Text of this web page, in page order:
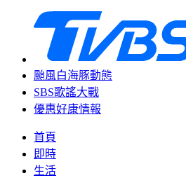
颱風白海豚動態
SBS歌謠大戰
優惠好康情報
首頁
即時
生活